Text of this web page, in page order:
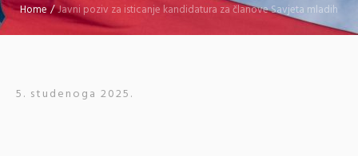
Home /Javni poziv za isticanje kandidatura za članove Savjeta mladih
5. studenoga 2025.